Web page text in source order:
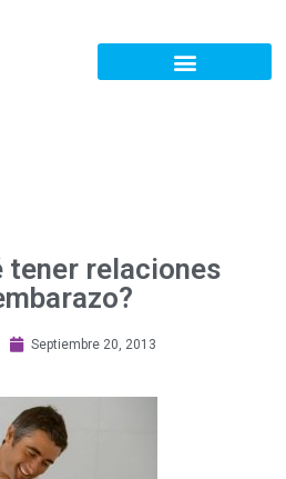
tener relaciones
Septiembre 20, 2013